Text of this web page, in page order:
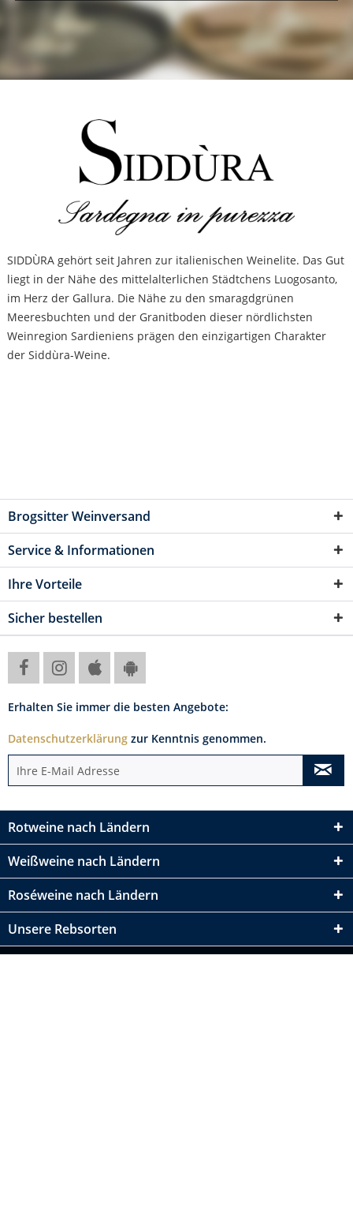
SIDDÙRA gehört seit Jahren zur italienischen Weinelite. Das Gut
liegt in der Nähe des mittelalterlichen Städtchens Luogosanto,
im Herz der Gallura. Die Nähe zu den smaragdgrünen
Meeresbuchten und der Granitboden dieser nördlichsten
Weinregion Sardieniens prägen den einzigartigen Charakter
der Siddùra-Weine.
Brogsitter Weinversand
Service & Informationen
Ihre Vorteile
Sicher bestellen
Erhalten Sie immer die besten Angebote:
Datenschutzerklärung zur Kenntnis genommen.
Rotweine nach Ländern
Weißweine nach Ländern
Roséweine nach Ländern
Unsere Rebsorten